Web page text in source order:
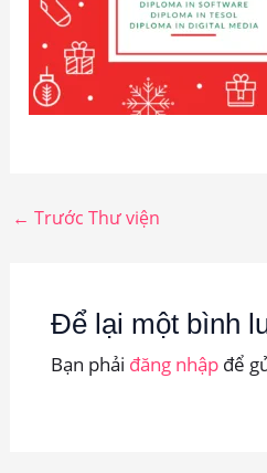
← Trước Thư viện
Để lại một bình
Bạn phải đăng nhậpđể